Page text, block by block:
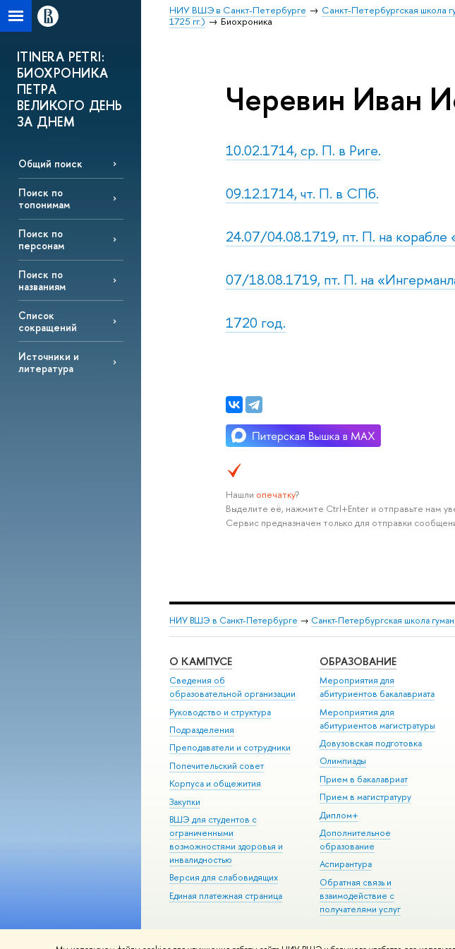
НИУ ВШЭ в Санкт-Петербурге Санкт-Петербургская школа
1725 гг.)
Биохроника
ITINERA PETRI:
БИОХРОНИКА
ПЕТРА
ВЕЛИКОГО ДЕНЬ
ЗА ДНЕМ
Общий поиск
Поиск по
топонимам
Поиск по
персонам
Поиск по
названиям
Список
сокращений
Источники и
литература
Черевин Иван
10.02.1714, ср. П. в Риге.
09.12.1714, чт. П. в СПб.
24.07/04.08.1719, пт. П. на корабле
07/18.08.1719, пт. П. на
1720 год.
Нашли опечатку?
Выделите её, нажмите Ctrl+Enter и отправьте нам
Сервис предназначен только для отправки
НИУ ВШЭ в Санкт-Петербурге → Санкт-Петербургская школа
О КАМПУСЕ
Сведения об
образовательной организации
Руководство и структура
Подразделения
Преподаватели и сотрудники
Попечительский совет
Корпуса и общежития
Закупки
ВШЭ для студентов с
ограниченными
возможностями здоровья и
инвалидностью
Версия для слабовидящих
Единая платежная страница
ОБРАЗОВАНИЕ
Мероприятия для
абитуриентов бакалавриата
Мероприятия для
абитуриентов магистратуры
Довузовская подготовка
Олимпиады
Прием в бакалавриат
Прием в магистратуру
Диплом+
Дополнительное
образование
Аспирантура
Обратная связь и
взаимодействие с
получателями услуг